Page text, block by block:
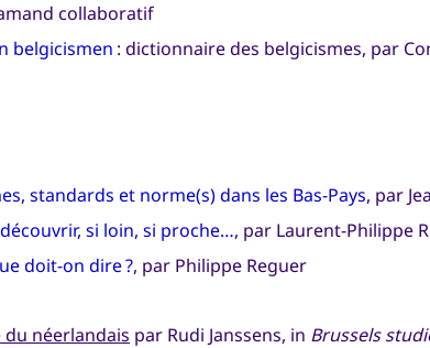
collaboratif
belgicismen : dictionnaire des belgicismes, par
standards et norme(s) dans les Bas-Pays, par
si loin, si proche…, par Laurent-Philippe
doit-on dire ?, par Philippe Reguer
du néerlandais par Rudi Janssens, in Brussels